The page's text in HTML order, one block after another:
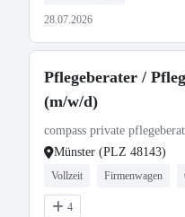
28.07.2026
Pflegeberater /
(m/w/d)
compass private
Münster (PLZ 48143)
Vollzeit Firmenwagen
4